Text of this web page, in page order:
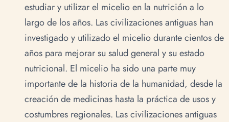
estudiar y utilizar el micelio en la nutrición a lo
largo de los años. Las civilizaciones antiguas han
investigado y utilizado el micelio durante cientos de
años para mejorar su salud general y su estado
nutricional. El micelio ha sido una parte muy
importante de la historia de la humanidad, desde la
creación de medicinas hasta la práctica de usos y
costumbres regionales. Las civilizaciones antiguas